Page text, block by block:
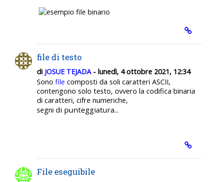
file di testo
di JOSUE TEJADA- lunedì, 4 ottobre 2021, 12:34
Sono file composti da soli caratteri ASCII,
contengono solo testo, ovvero la codifica binaria
di caratteri, cifre numeriche,
segni di punteggiatura...
File eseguibile